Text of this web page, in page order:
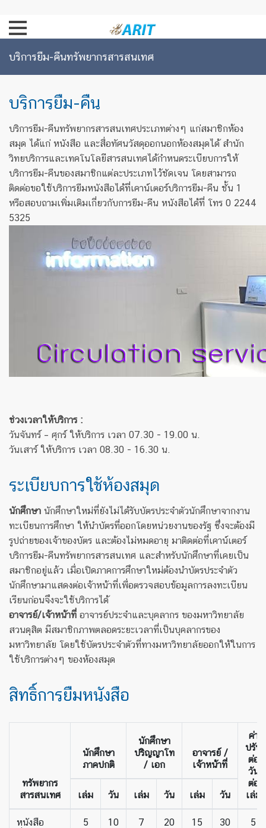
บริการยืม-คืนทรัพยากรสารสนเทศ
บริการยืม-คืน
บริการยืม-คืนทรัพยากรสารสนเทศประเภทต่างๆ แก่สมาชิกห้อง
สมุด ได้แก่ หนังสือ และสื่อทัศนวัสดุออกนอกห้องสมุดได้ สํานัก
วิทยบริการและเทคโนโลยีสารสนเทศได้กำหนดระเบียบการให้
บริการยืม-คืนของสมาชิกแต่ละประเภทไว้ชัดเจน โดยสามารถ
ติดต่อขอใช้บริการยืมหนังสือได้ที่เคาน์เตอร์บริการยืม-คืน ชั้น 1
หรือสอบถามเพิ่มเติมเกี่ยวกับการยืม-คืน หนังสือได้ที่ โทร 0 2244
5325
ช่วงเวลาให้บริการ :
วันจันทร์ – ศุกร์ ให้บริการ เวลา 07.30 - 19.00 น.
วันเสาร์ ให้บริการ เวลา 08.30 - 16.30 น.
ระเบียบการใช้ห้องสมุด
นักศึกษา นักศึกษาใหม่ที่ยังไม่ได้รับบัตรประจำตัวนักศึกษาจากงาน
ทะเบียนการศึกษา ให้นำบัตรที่ออกโดยหน่วยงานของรัฐ ซึ่งจะต้องมี
รูปถ่ายของเจ้าของบัตร และต้องไม่หมดอายุ มาติดต่อที่เคาน์เตอร์
บริการยืม-คืนทรัพยากรสารสนเทศ และสำหรับนักศึกษาที่เคยเป็น
สมาชิกอยู่แล้ว เมื่อเปิดภาคการศึกษาใหม่ต้องนำบัตรประจำตัว
นักศึกษามาแสดงต่อเจ้าหน้าที่เพื่อตรวจสอบข้อมูลการลงทะเบียน
เรียนก่อนจึงจะใช้บริการได้
อาจารย์/เจ้าหน้าที่ อาจารย์ประจำและบุคลากร ของมหาวิทยาลัย
สวนดุสิต มีสมาชิกภาพตลอดระยะเวลาที่เป็นบุคลากรของ
มหาวิทยาลัย โดยใช้บัตรประจำตัวที่ทางมหาวิทยาลัยออกให้ในการ
ใช้บริการต่างๆ ของห้องสมุด
สิทธิ์การยืมหนังสือ
ทรัพยากร
สารสนเทศ
นักศึกษา
ภาคปกติ
นักศึกษา
ปริญญาโท
/ เอก
อาจารย์ /
เจ้าหน้าที่
ค่า
ปรับ
ต่อ
วัน
ต่อ
เล่ม
เล่ม วัน เล่ม วัน เล่ม วัน
หนังสือ
5 10 7 20 15 30
5